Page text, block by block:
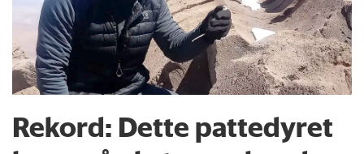
Rekord: Dette pattedyret